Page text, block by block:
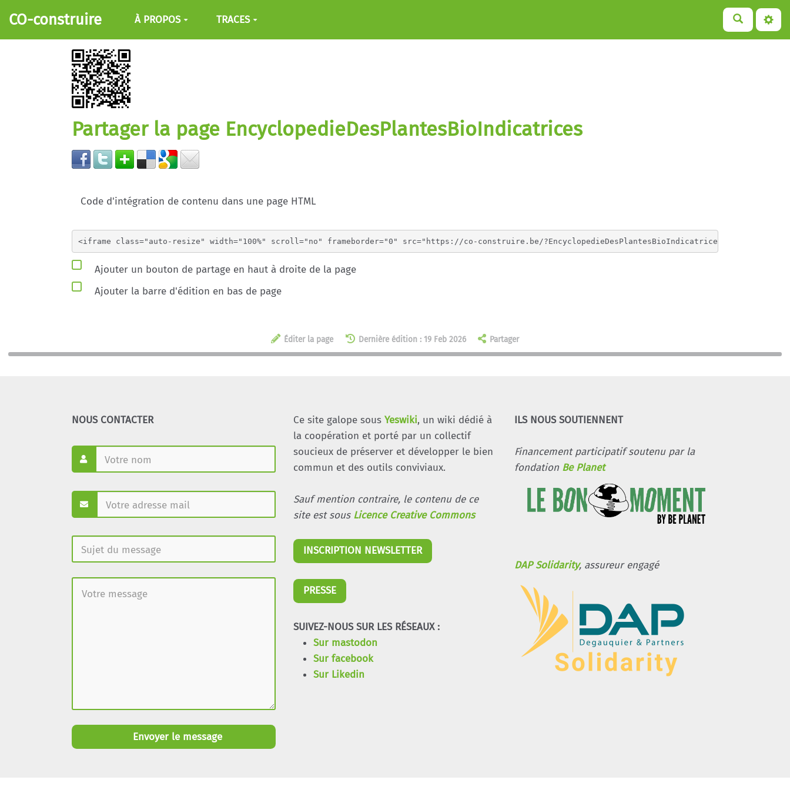
Aller au contenu principal
CO-construire À PROPOS TRACES
Partager la page EncyclopedieDesPlantesBioIndicatrices
Code d'intégration de contenu dans une page HTML
Ajouter un bouton de partage en haut à droite de la page
Ajouter la barre d'édition en bas de page
Éditer la page Dernière édition : 19 Feb 2026 Partager
NOUS CONTACTER
Envoyer le message
Ce site galope sous Yeswiki, un wiki dédié à
la coopération et porté par un collectif
soucieux de préserver et développer le bien
commun et des outils conviviaux.
Sauf mention contraire, le contenu de ce
site est sous Licence Creative Commons
INSCRIPTION NEWSLETTER
PRESSE
SUIVEZ-NOUS SUR LES RÉSEAUX :
Sur mastodon
Sur facebook
Sur Likedin
ILS NOUS SOUTIENNENT
Financement participatif soutenu par la
fondation Be Planet
DAP Solidarity, assureur engagé